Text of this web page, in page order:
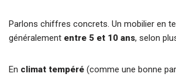
Parlons chiffres concrets. Un mobilier en
généralement entre 5 et 10 ans, selon
En climat tempéré (comme une bonne